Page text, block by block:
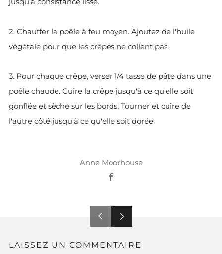
Anne Moorhouse
Article
LAISSEZ UN COMMENTAIRE